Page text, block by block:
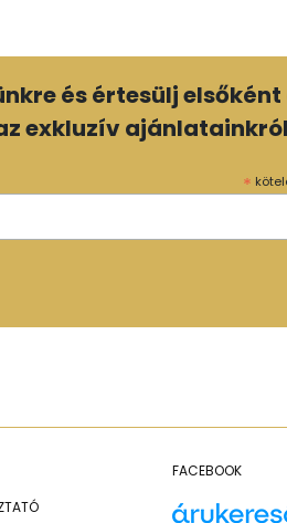
és értesülj elsőként
exkluzív
*
FACEBOOK